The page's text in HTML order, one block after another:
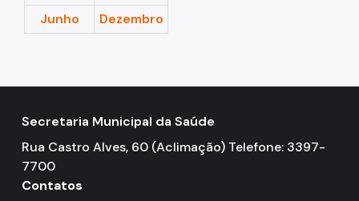
Junho
Dezembro
Secretaria Municipal da Saúde
Rua Castro Alves, 60 (Aclimação) Telefone: 3397-
7700
Contatos